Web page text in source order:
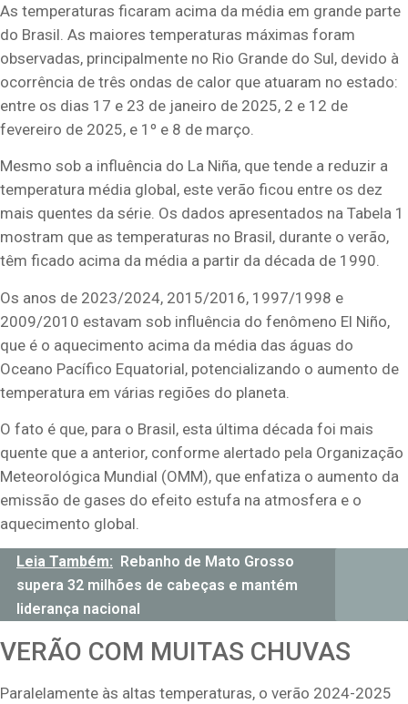
As temperaturas ficaram acima da média em grande parte
do Brasil. As maiores temperaturas máximas foram
observadas, principalmente no Rio Grande do Sul, devido à
ocorrência de três ondas de calor que atuaram no estado:
entre os dias 17 e 23 de janeiro de 2025, 2 e 12 de
fevereiro de 2025, e 1º e 8 de março.
Mesmo sob a influência do La Niña, que tende a reduzir a
temperatura média global, este verão ficou entre os dez
mais quentes da série. Os dados apresentados na Tabela 1
mostram que as temperaturas no Brasil, durante o verão,
têm ficado acima da média a partir da década de 1990.
Os anos de 2023/2024, 2015/2016, 1997/1998 e
2009/2010 estavam sob influência do fenômeno El Niño,
que é o aquecimento acima da média das águas do
Oceano Pacífico Equatorial, potencializando o aumento de
temperatura em várias regiões do planeta.
O fato é que, para o Brasil, esta última década foi mais
quente que a anterior, conforme alertado pela Organização
Meteorológica Mundial (OMM), que enfatiza o aumento da
emissão de gases do efeito estufa na atmosfera e o
aquecimento global.
Leia Também:
Rebanho de Mato Grosso
supera 32 milhões de cabeças e mantém
liderança nacional
VERÃO COM MUITAS CHUVAS
Paralelamente às altas temperaturas, o verão 2024-2025